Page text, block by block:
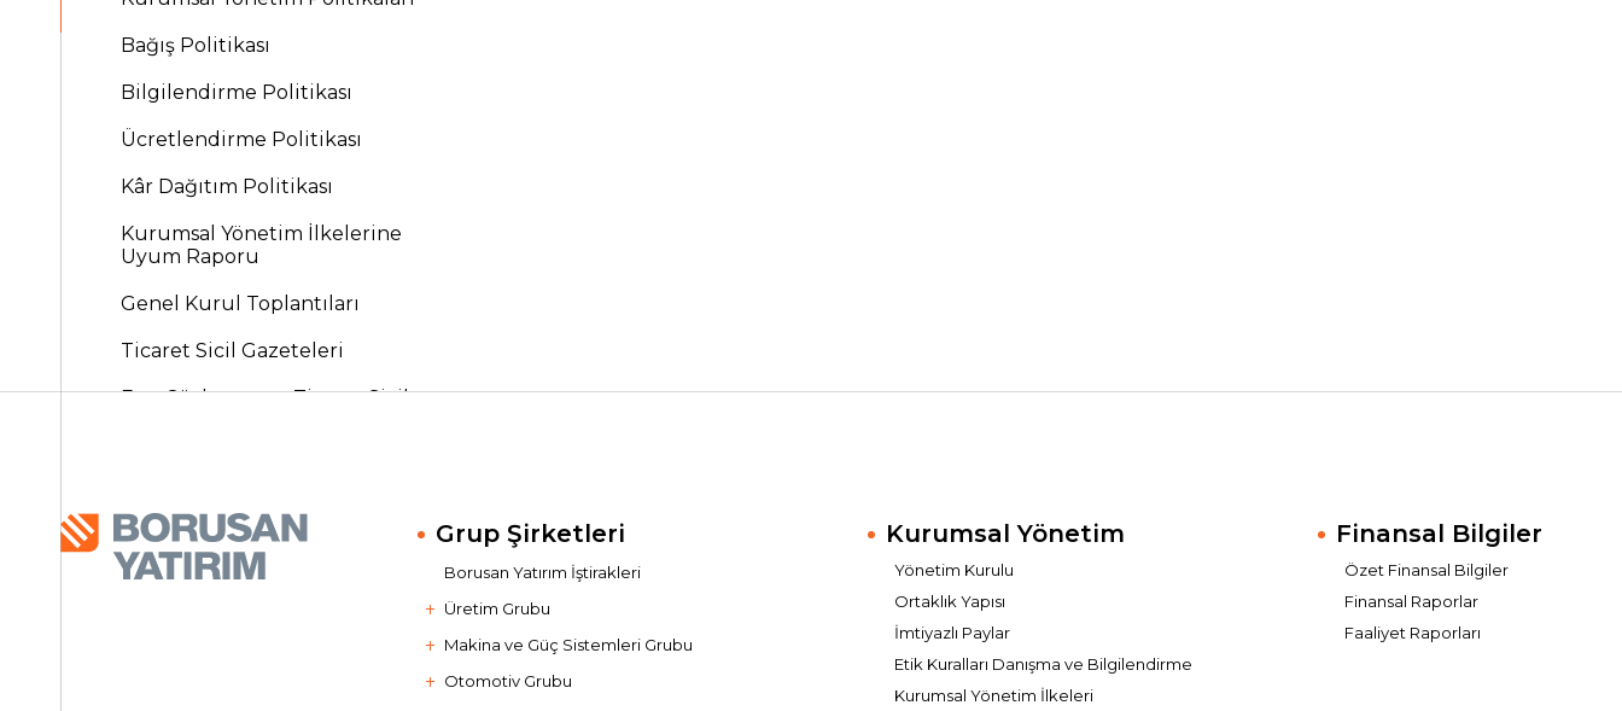
Bağış Politikası
Bilgilendirme Politikası
Ücretlendirme Politikası
Kâr Dağıtım Politikası
Kurumsal Yönetim İlkelerine
Uyum Raporu
Genel Kurul Toplantıları
Ticaret Sicil Gazeteleri
Esas Sözleşme ve Ticaret Sicil
Grup Şirketleri
Borusan Yatırım İştirakleri
Üretim Grubu
Makina ve Güç Sistemleri Grubu
Otomotiv Grubu
Kurumsal Yönetim
Yönetim Kurulu
Ortaklık Yapısı
İmtiyazlı Paylar
Etik Kuralları Danışma ve Bilgilendirme
Kurumsal Yönetim İlkeleri
Finansal Bilgiler
Özet Finansal Bilgiler
Finansal Raporlar
Faaliyet Raporları